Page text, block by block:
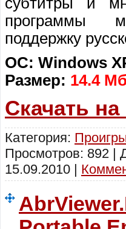
программы
поддержку
ОС: Windows
Размер: 14.4
Скачать
Категория:
Просмотров: 892 |
15.09.2010